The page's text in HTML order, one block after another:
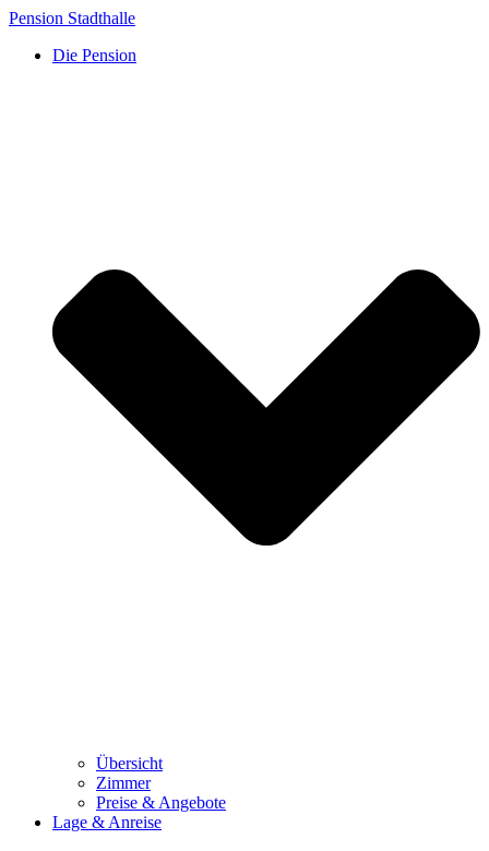
Skip
content
Pension Stadthalle
Die Pension
Übersicht
Zimmer
Preise & Angebote
Lage & Anreise